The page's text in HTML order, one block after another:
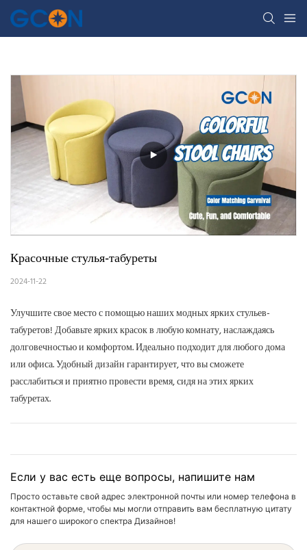
Красочные стулья-табуреты
2024-11-22
Улучшите свое место с помощью наших модных ярких стульев-
табуретов! Добавьте ярких красок в любую комнату, наслаждаясь
долговечностью и комфортом. Идеально подходит для любого дома
или офиса. Удобный дизайн гарантирует, что вы сможете
расслабиться и приятно провести время, сидя на этих ярких
табуретах.
Если у вас есть еще вопросы, напишите нам
Просто оставьте свой адрес электронной почты или номер телефона в
контактной форме, чтобы мы могли отправить вам бесплатную цитату
для нашего широкого спектра Дизайнов!